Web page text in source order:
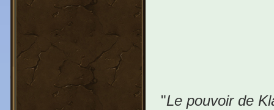
"Le pouvoir de